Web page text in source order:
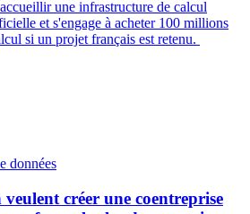
une infrastructure de calcul
et s'engage à acheter 100 millions
si un projet français est retenu.
données
créer une coentreprise